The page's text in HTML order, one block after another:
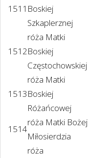
1511 Boskiej
Szkaplerznej
1512
róża Matki
Boskiej
Częstochowskiej
1513
róża Matki
Boskiej
Różańcowej
1514
róża Matki Bożej
Miłosierdzia
róża